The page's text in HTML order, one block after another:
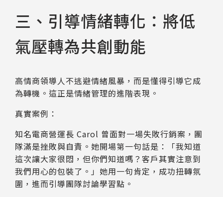
三、引導情緒轉化：將低
氣壓轉為共創動能
高情商領導人不逃避情緒風暴，而是懂得引導它成
為轉機。這正是情緒管理的進階表現。
真實案例：
知名電商營運長 Carol 曾面對一場失敗行銷案，團
隊滿是挫敗與自責。她開場第一句話是：「我知道
這次讓大家很悶，但你們知道嗎？客戶其實注意到
我們用心的包裝了。」她用一句肯定，成功扭轉氛
圍，進而引導團隊討論學習點。